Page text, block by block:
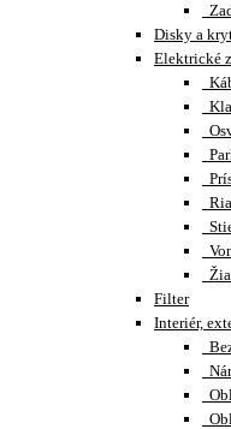
Disky a
Elektrické
Filter
Interiér,